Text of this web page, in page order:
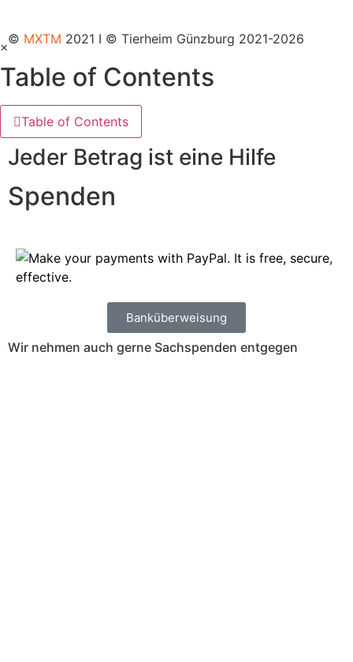
© MXTM 2021 I © Tierheim Günzburg 2021-2026
×
Table of Contents
Table of Contents
Jeder Betrag ist eine Hilfe
Spenden
Banküberweisung
Wir nehmen auch gerne Sachspenden entgegen